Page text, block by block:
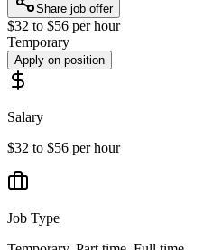
Share job offer
$32 to $56 per hour
Temporary
Apply on position
Salary
$32 to $56 per hour
Job Type